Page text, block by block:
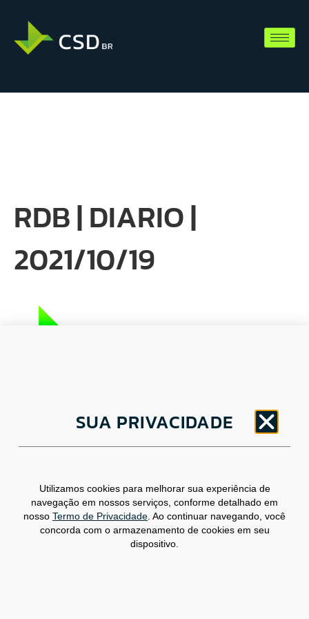
RDB | DIARIO |
2021/10/19
Av. Brigadeiro Faria Lima, 1779 – 5
Andar
Jardim Paulistano, São Paulo/ SP – CEP: 01452-
Assessoria de imprensa: imprensa@csdbr.com
SUA PRIVACIDADE
Utilizamos cookies para melhorar sua experiência de
navegação em nossos serviços, conforme detalhado em
nosso Termo de Privacidade . Ao continuar navegando, você
concorda com o armazenamento de cookies em seu
dispositivo.